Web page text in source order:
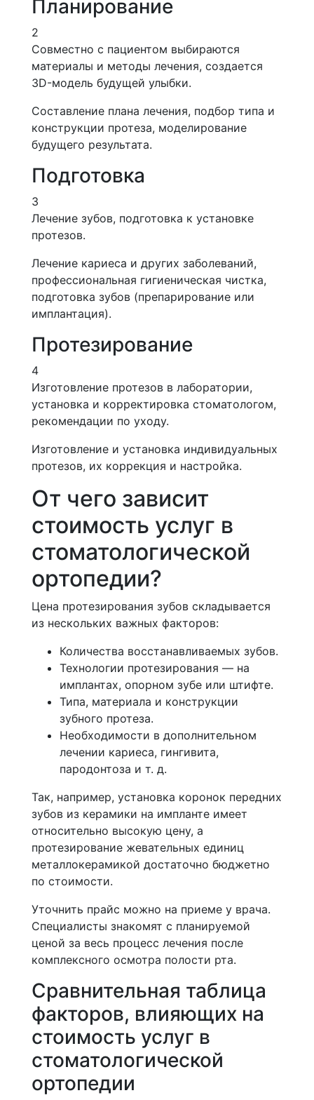
Планирование
2
Совместно с пациентом выбираются
материалы и методы лечения, создается
3D-модель будущей улыбки.
Составление плана лечения, подбор типа и
конструкции протеза, моделирование
будущего результата.
Подготовка
3
Лечение зубов, подготовка к установке
протезов.
Лечение кариеса и других заболеваний,
профессиональная гигиеническая чистка,
подготовка зубов (препарирование или
имплантация).
Протезирование
4
Изготовление протезов в лаборатории,
установка и корректировка стоматологом,
рекомендации по уходу.
Изготовление и установка индивидуальных
протезов, их коррекция и настройка.
От чего зависит
стоимость услуг в
стоматологической
ортопедии?
Цена протезирования зубов складывается
из нескольких важных факторов:
Количества восстанавливаемых зубов.
Технологии протезирования — на
имплантах, опорном зубе или штифте.
Типа, материала и конструкции
зубного протеза.
Необходимости в дополнительном
лечении кариеса, гингивита,
пародонтоза и т. д.
Так, например, установка коронок передних
зубов из керамики на импланте имеет
относительно высокую цену, а
протезирование жевательных единиц
металлокерамикой достаточно бюджетно
по стоимости.
Уточнить прайс можно на приеме у врача.
Специалисты знакомят с планируемой
ценой за весь процесс лечения после
комплексного осмотра полости рта.
Сравнительная таблица
факторов, влияющих на
стоимость услуг в
стоматологической
ортопедии